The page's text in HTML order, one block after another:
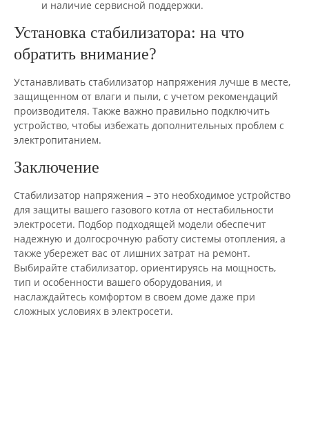
и наличие сервисной поддержки.
Установка стабилизатора: на что
обратить внимание?
Устанавливать стабилизатор напряжения лучше в месте,
защищенном от влаги и пыли, с учетом рекомендаций
производителя. Также важно правильно подключить
устройство, чтобы избежать дополнительных проблем с
электропитанием.
Заключение
Стабилизатор напряжения – это необходимое устройство
для защиты вашего газового котла от нестабильности
электросети. Подбор подходящей модели обеспечит
надежную и долгосрочную работу системы отопления, а
также убережет вас от лишних затрат на ремонт.
Выбирайте стабилизатор, ориентируясь на мощность,
тип и особенности вашего оборудования, и
наслаждайтесь комфортом в своем доме даже при
сложных условиях в электросети.